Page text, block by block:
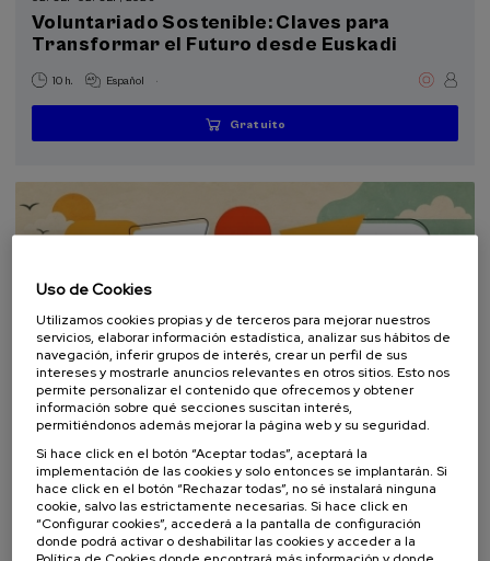
Donostia Kultura (2)
Objetivos de desarrollo sostenible
Voluntariado Sostenible: Claves para
Transformar el Futuro desde Euskadi
10 h. Español .
...
Gratuito
Últimas
plazas
Gratuito
Fecha
pasada
Lista
de
Plazo
de
COMUNICACIÓN SOSTENIBILIDAD CURSO DE VERANO
10. SEP 10. SEP, 2026
Escuela de comunicación ambiental 2026.
Narrativas climáticas: relatos para la
acción
Uso de Cookies
Utilizamos cookies propias y de terceros para mejorar nuestros
servicios, elaborar información estadística, analizar sus hábitos de
navegación, inferir grupos de interés, crear un perfil de sus
intereses y mostrarle anuncios relevantes en otros sitios. Esto nos
permite personalizar el contenido que ofrecemos y obtener
información sobre qué secciones suscitan interés,
permitiéndonos además mejorar la página web y su seguridad.
Si hace click en el botón “Aceptar todas”, aceptará la
implementación de las cookies y solo entonces se implantarán. Si
hace click en el botón “Rechazar todas”, no sé instalará ninguna
cookie, salvo las estrictamente necesarias. Si hace click en
“Configurar cookies”, accederá a la pantalla de configuración
donde podrá activar o deshabilitar las cookies y acceder a la